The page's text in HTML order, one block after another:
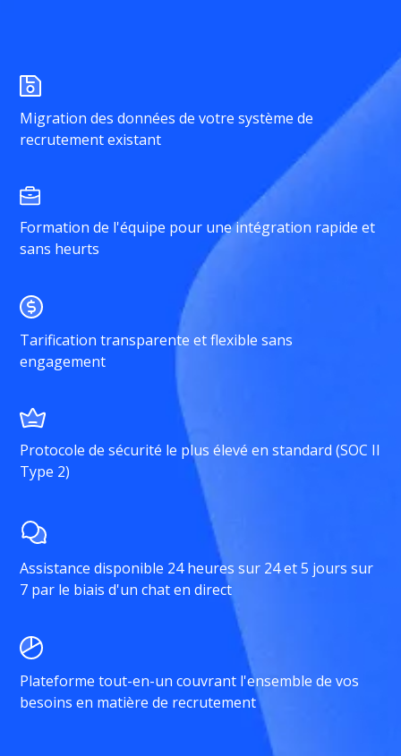
Migration des données de votre système de
recrutement existant
Formation de l'équipe pour une intégration rapide et
sans heurts
Tarification transparente et flexible sans
engagement
Protocole de sécurité le plus élevé en standard (SOC II
Type 2)
Assistance disponible 24 heures sur 24 et 5 jours sur
7 par le biais d'un chat en direct
Plateforme tout-en-un couvrant l'ensemble de vos
besoins en matière de recrutement